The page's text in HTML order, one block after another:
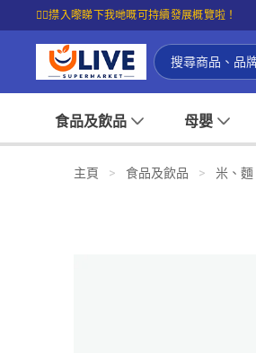
☝🏼㩒入嚟睇下我哋嘅可持續發展概覽啦！
食品及飲品 母嬰
主頁 > 食品及飲品 > 米、